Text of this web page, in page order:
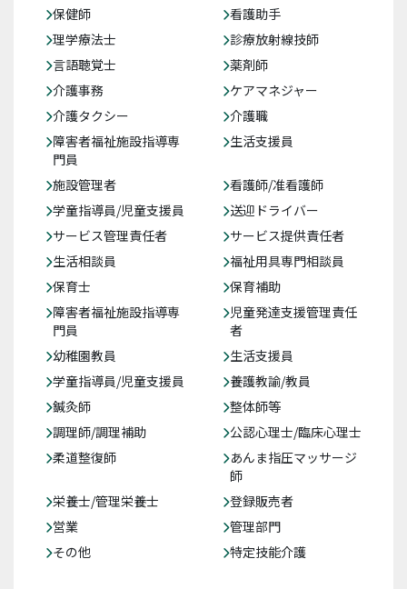
保健師
看護助手
理学療法士
診療放射線技師
言語聴覚士
薬剤師
介護事務
ケアマネジャー
介護タクシー
介護職
障害者福祉施設指導専
門員
生活支援員
施設管理者
看護師/准看護師
学童指導員/児童支援員
送迎ドライバー
サービス管理責任者
サービス提供責任者
生活相談員
福祉用具専門相談員
保育士
保育補助
障害者福祉施設指導専
門員
児童発達支援管理責任
者
幼稚園教員
生活支援員
学童指導員/児童支援員
養護教諭/教員
鍼灸師
整体師等
調理師/調理補助
公認心理士/臨床心理士
柔道整復師
あんま指圧マッサージ
師
栄養士/管理栄養士
登録販売者
営業
管理部門
その他
特定技能介護